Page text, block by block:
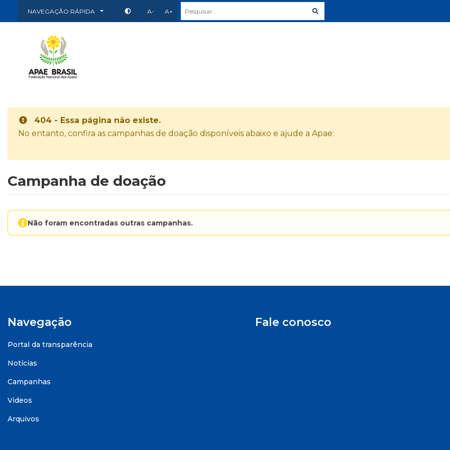
NAVEGAÇÃO RÁPIDA A- A+
404 - Essa página não existe.
No entanto, confira as campanhas de doação disponíveis abaixo e ajude a Apae:
Campanha de doação
Não foram encontradas outras campanhas.
Navegação
Portal da transparência
Notícias
Campanhas
Videos
Arquivos
Fale conosco